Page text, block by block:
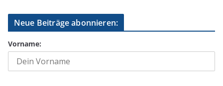
Neue Beiträge abonnieren:
Vorname: